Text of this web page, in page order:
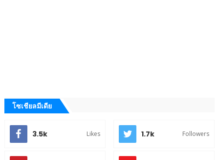
โซเชียลมีเดีย
3.5k Likes 1.7k Followers